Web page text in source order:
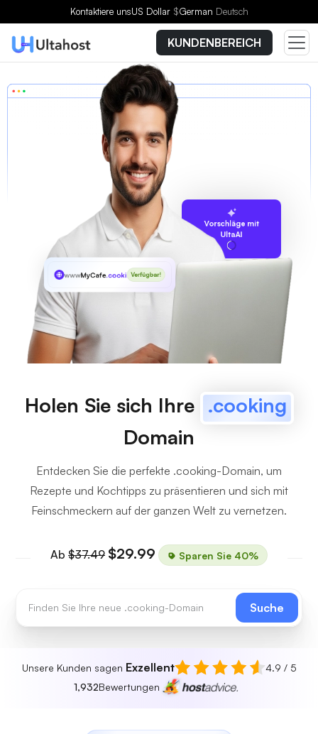
Kontaktiere unsUS Dollar $German Deutsch
KUNDENBEREICH
Vorschläge mit
UltaAI
wwwMyCafe.cookingVerfügbar!
Holen Sie sich Ihre .cooking
Domain
Entdecken Sie die perfekte .cooking-Domain, um
Rezepte und Kochtipps zu präsentieren und sich mit
Feinschmeckern auf der ganzen Welt zu vernetzen.
Ab $37.49 $29.99 Sparen Sie 40%
Suche
Unsere Kunden sagen Exzellent
4.9 / 5
1,932Bewertungen